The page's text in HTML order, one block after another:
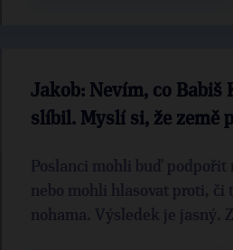
Jakob: Nevím, co Babiš
slíbil. Myslí si, že země
Poslanci mohli buď podpořit
nebo mohli hlasovat proti, či
nohama. Výsledek je jasný.